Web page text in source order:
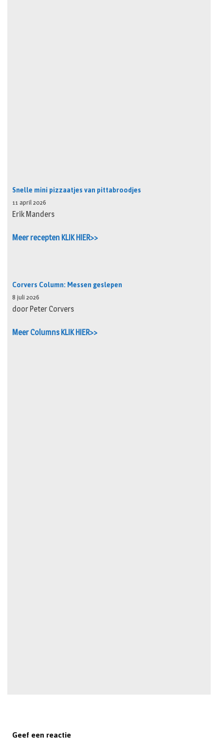
Snelle mini pizzaatjes van pittabroodjes
11 april 2026
Erik Manders
Meer recepten KLIK HIER>>
Corvers Column: Messen geslepen
8 juli 2026
door Peter Corvers
Meer Columns KLIK HIER>>
Geef een reactie